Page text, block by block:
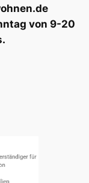
von 9-20